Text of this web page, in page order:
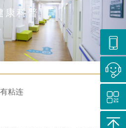
康科普
粘连